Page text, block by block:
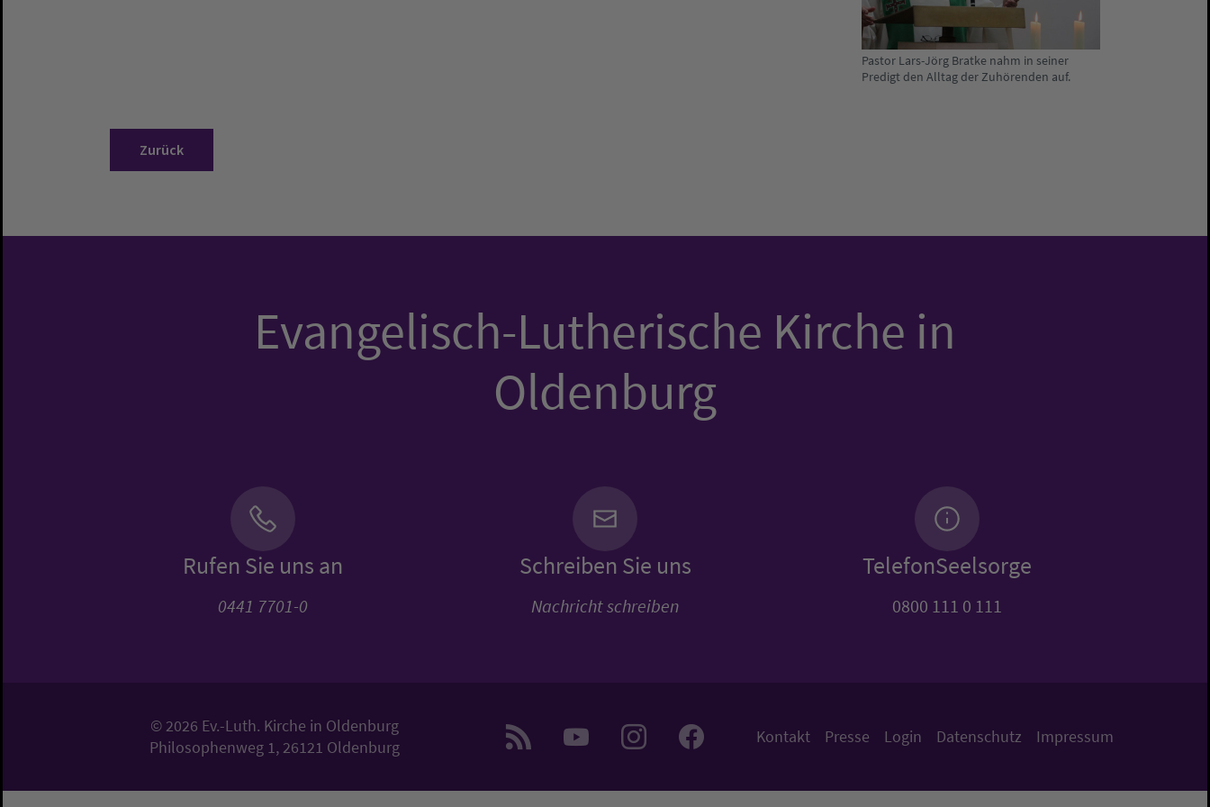
Pastor Lars-Jörg Bratke nahm in seiner
Predigt den Alltag der Zuhörenden auf.
Zurück
Evangelisch-Lutherische Kirche in
Oldenburg
Rufen Sie uns an
0441 7701-0
Schreiben Sie uns
Nachricht schreiben
TelefonSeelsorge
0800 111 0 111
© 2026 Ev.-Luth. Kirche in Oldenburg
Philosophenweg 1, 26121 Oldenburg
Kontakt Presse Login Datenschutz Impressum